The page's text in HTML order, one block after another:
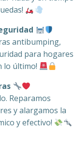
antibumping,
para hogares
lo último!
Reparamos
y alargamos la
y efectivo!